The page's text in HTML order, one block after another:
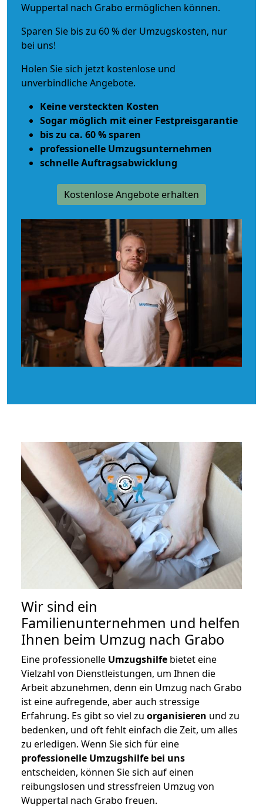
Wuppertal nach Grabo ermöglichen können.
Sparen Sie bis zu 60 % der Umzugskosten, nur
bei uns!
Holen Sie sich jetzt kostenlose und
unverbindliche Angebote.
Keine versteckten Kosten
Sogar möglich mit einer Festpreisgarantie
bis zu ca. 60 % sparen
professionelle Umzugsunternehmen
schnelle Auftragsabwicklung
Kostenlose Angebote erhalten
Wir sind ein
Familienunternehmen und helfen
Ihnen beim Umzug nach Grabo
Eine professionelle Umzugshilfe bietet eine
Vielzahl von Dienstleistungen, um Ihnen die
Arbeit abzunehmen, denn ein Umzug nach Grabo
ist eine aufregende, aber auch stressige
Erfahrung. Es gibt so viel zu organisieren und zu
bedenken, und oft fehlt einfach die Zeit, um alles
zu erledigen. Wenn Sie sich für eine
professionelle Umzugshilfe bei uns
entscheiden, können Sie sich auf einen
reibungslosen und stressfreien Umzug von
Wuppertal nach Grabo freuen.